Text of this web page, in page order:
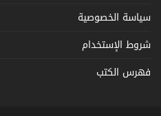
سياسة الخصوصية
شروط الإستخدام
فهرس الكتب